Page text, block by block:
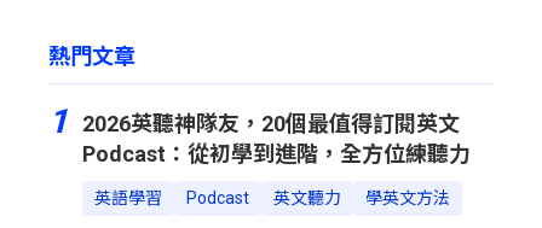
熱門文章
1
2026英聽神隊友，20個最值得訂閱英文
Podcast：從初學到進階，全方位練聽力
英語學習 Podcast 英文聽力 學英文方法